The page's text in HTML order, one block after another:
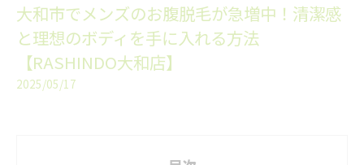
大和市でメンズのお腹脱毛が急増中！清潔感
と理想のボディを手に入れる方法
【RASHINDO大和店】
2025/05/17